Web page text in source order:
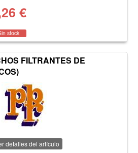
€
stock
FILTRANTES DE
detalles del artículo